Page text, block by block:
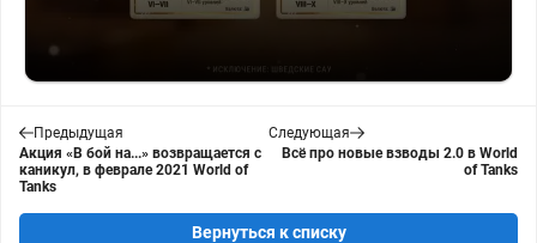
Предыдущая
Акция «В бой на...» возвращается с
каникул, в феврале 2021 World of
Tanks
Следующая
Всё про новые взводы 2.0 в World
of Tanks
Вернуться к списку